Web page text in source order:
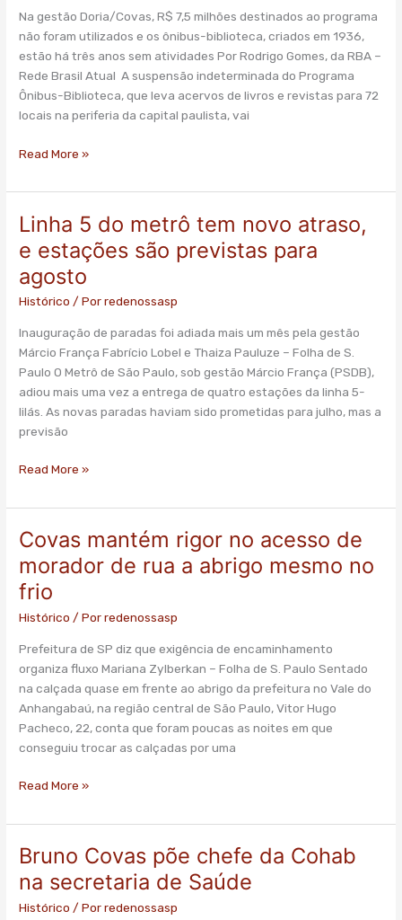
Na gestão Doria/Covas, R$ 7,5 milhões destinados ao programa
não foram utilizados e os ônibus-biblioteca, criados em 1936,
estão há três anos sem atividades Por Rodrigo Gomes, da RBA –
Rede Brasil Atual A suspensão indeterminada do Programa
Ônibus-Biblioteca, que leva acervos de livros e revistas para 72
locais na periferia da capital paulista, vai
à
leitura
de
jovens
da
periferia
São
Read More »
Linha 5 do metrô tem novo atraso,
e estações são previstas para
agosto
Histórico / Porredenossasp
Inauguração de paradas foi adiada mais um mês pela gestão
Márcio França Fabrício Lobel e Thaiza Pauluze – Folha de S.
Paulo O Metrô de São Paulo, sob gestão Márcio França (PSDB),
adiou mais uma vez a entrega de quatro estações da linha 5-
lilás. As novas paradas haviam sido prometidas para julho, mas a
previsão
Linha
do
metrô
tem
atraso,
e
estações
são
previstas
para
Read More »
Covas mantém rigor no acesso de
morador de rua a abrigo mesmo no
frio
Histórico / Porredenossasp
Prefeitura de SP diz que exigência de encaminhamento
organiza fluxo Mariana Zylberkan – Folha de S. Paulo Sentado
na calçada quase em frente ao abrigo da prefeitura no Vale do
Anhangabaú, na região central de São Paulo, Vitor Hugo
Pacheco, 22, conta que foram poucas as noites em que
conseguiu trocar as calçadas por uma
Covas
rigor
no
acesso
morador
de
rua
a
abrigo
mesmo
frio
Read More »
Bruno Covas põe chefe da Cohab
na secretaria de Saúde
Histórico / Porredenossasp
Bruno
põe
chefe